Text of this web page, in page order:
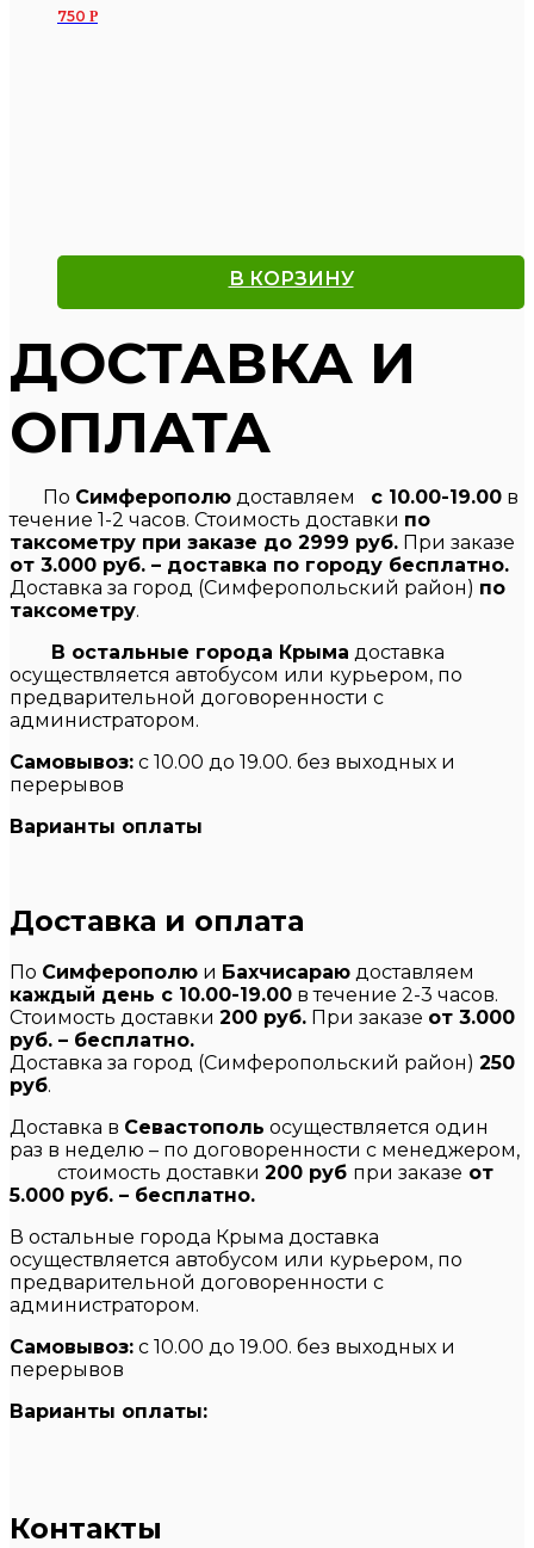
750 Р
В КОРЗИНУ
ДОСТАВКА И
ОПЛАТА
По Симферополю доставляем с 10.00-19.00 в
течение 1-2 часов. Стоимость доставки по
таксометру при заказе до 2999 руб. При заказе
от 3.000 руб. – доставка по городу бесплатно.
Доставка за город (Симферопольский район) по
таксометру.
В остальные города Крыма доставка
осуществляется автобусом или курьером, по
предварительной договоренности с
администратором.
Самовывоз: с 10.00 до 19.00. без выходных и
перерывов
Варианты оплаты
Доставка и оплата
По Симферополю и Бахчисараю доставляем
каждый день с 10.00-19.00 в течение 2-3 часов.
Стоимость доставки 200 руб. При заказе от 3.000
руб. – бесплатно.
Доставка за город (Симферопольский район) 250
руб.
Доставка в Севастополь осуществляется один
раз в неделю – по договоренности с менеджером,
стоимость доставки 200 руб при заказе от
5.000 руб. – бесплатно.
В остальные города Крыма доставка
осуществляется автобусом или курьером, по
предварительной договоренности с
администратором.
Самовывоз: с 10.00 до 19.00. без выходных и
перерывов
Варианты оплаты:
Контакты